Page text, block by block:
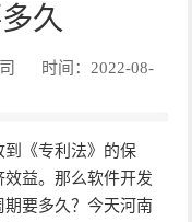
久
时间：2022-08-
《专利法》的保
益。那么软件开发
要多久？今天河南